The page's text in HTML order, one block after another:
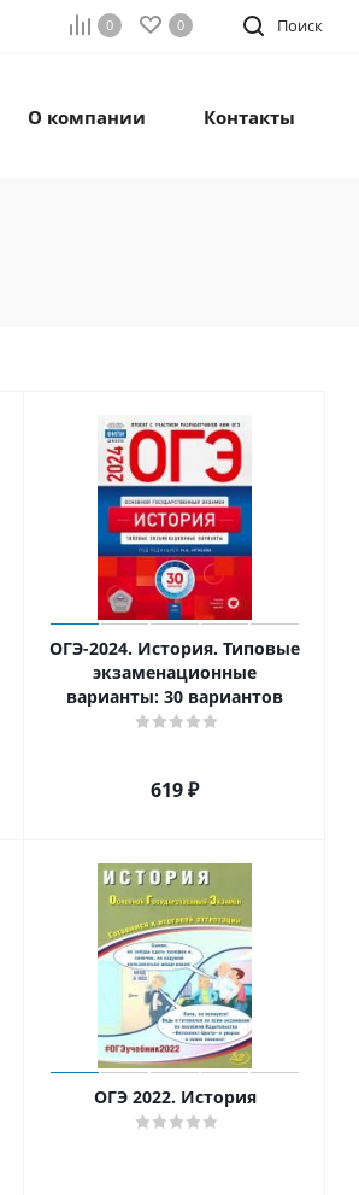
Поиск
0 0
О компании Контакты
ОГЭ-2024. История. Типовые
экзаменационные
варианты: 30 вариантов
619₽
ОГЭ 2022. История